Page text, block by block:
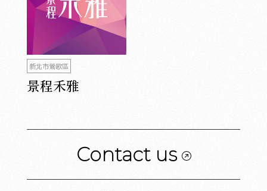
新北市鶯歌區
景程禾雅
Contact us